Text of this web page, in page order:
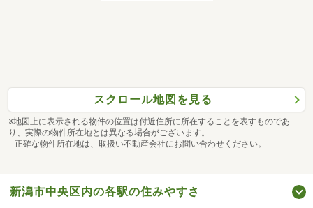
スクロール地図を見る
※地図上に表示される物件の位置は付近住所に所在することを表すものであ
り、実際の物件所在地とは異なる場合がございます。
正確な物件所在地は、取扱い不動産会社にお問い合わせください。
新潟市中央区内の各駅の住みやすさ